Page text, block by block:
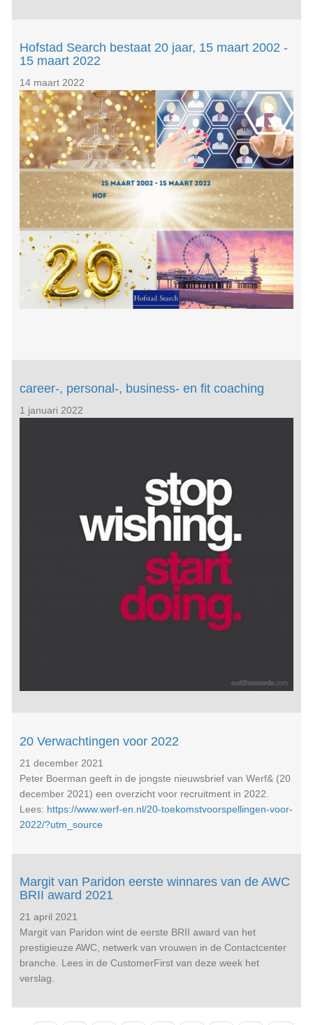
Hofstad Search bestaat 20 jaar, 15 maart 2002 -
15 maart 2022
14 maart 2022
career-, personal-, business- en fit coaching
1 januari 2022
20 Verwachtingen voor 2022
21 december 2021
Peter Boerman geeft in de jongste nieuwsbrief van Werf& (20
december 2021) een overzicht voor recruitment in 2022.
Lees: https://www.werf-en.nl/20-toekomstvoorspellingen-voor-
2022/?utm_source
Margit van Paridon eerste winnares van de AWC
BRII award 2021
21 april 2021
Margit van Paridon wint de eerste BRII award van het
prestigieuze AWC, netwerk van vrouwen in de Contactcenter
branche. Lees in de CustomerFirst van deze week het
verslag.